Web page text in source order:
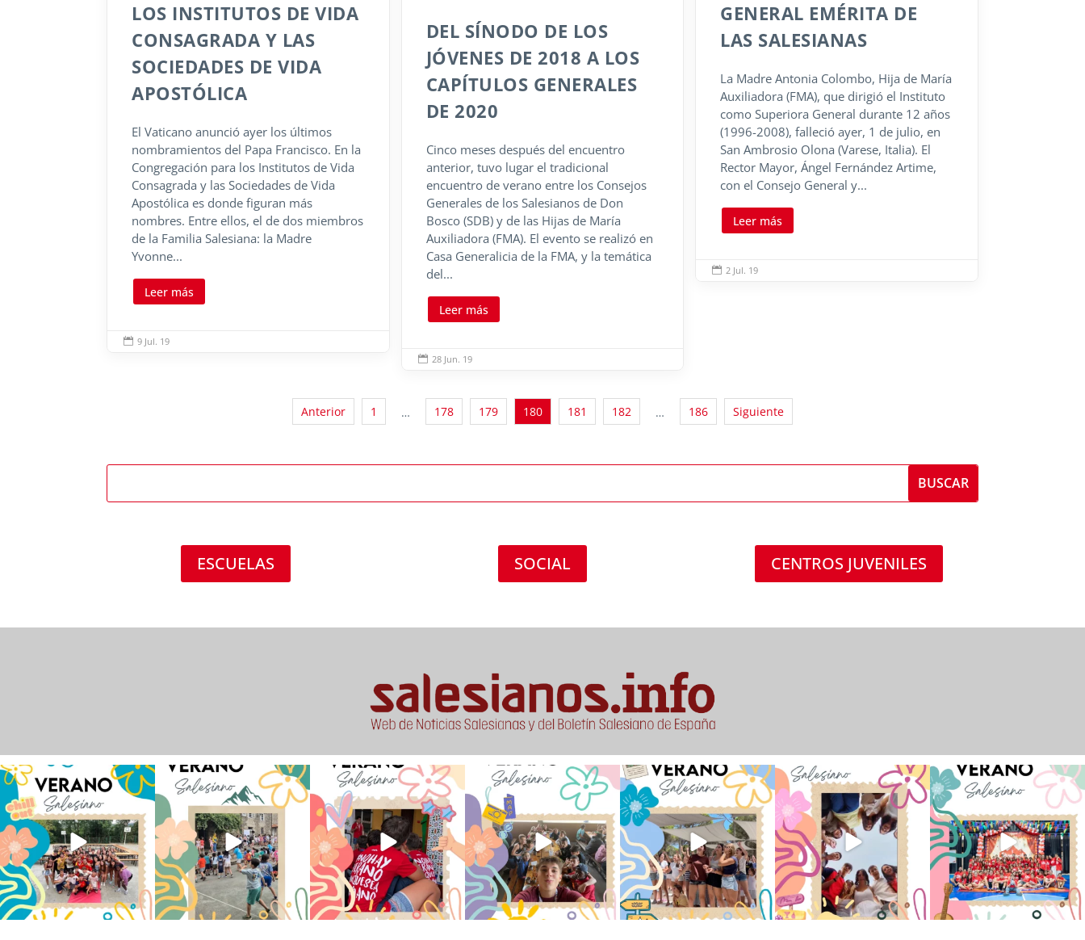
LOS INSTITUTOS DE VIDA
CONSAGRADA Y LAS
SOCIEDADES DE VIDA
APOSTÓLICA
El Vaticano anunció ayer los últimos
nombramientos del Papa Francisco. En la
Congregación para los Institutos de Vida
Consagrada y las Sociedades de Vida
Apostólica es donde figuran más
nombres. Entre ellos, el de dos miembros
de la Familia Salesiana: la Madre
Yvonne...
Leer más
 9 Jul. 19
GENERAL EMÉRITA DE
LAS SALESIANAS
La Madre Antonia Colombo, Hija de María
Auxiliadora (FMA), que dirigió el Instituto
como Superiora General durante 12 años
(1996-2008), falleció ayer, 1 de julio, en
San Ambrosio Olona (Varese, Italia). El
Rector Mayor, Ángel Fernández Artime,
con el Consejo General y...
Leer más
 2 Jul. 19
DEL SÍNODO DE LOS
JÓVENES DE 2018 A LOS
CAPÍTULOS GENERALES
DE 2020
Cinco meses después del encuentro
anterior, tuvo lugar el tradicional
encuentro de verano entre los Consejos
Generales de los Salesianos de Don
Bosco (SDB) y de las Hijas de María
Auxiliadora (FMA). El evento se realizó en
Casa Generalicia de la FMA, y la temática
del...
Leer más
 28 Jun. 19
Anterior 1 … 178 179 180 181 182 … 186 Siguiente
ESCUELAS SOCIAL CENTROS JUVENILES
Los alumnos de 6º de Primaria, 1º
y 2º de la ESO...
145 2
La diversión y la alegría también
se han sentido
93 0
No hay verano sin que sea
Salesiano ❤️💫 en Luz 4...
194 0
viviendo la alegría en el
campamento Caravio...
91 2
Que bonito todo lo que han vivido
en el campamento...
251 2
Superestrella!! 🌟 La música
invade el Campamento ...
6 0
La Orotava ha disfrutado a lo
grande de su
66 1